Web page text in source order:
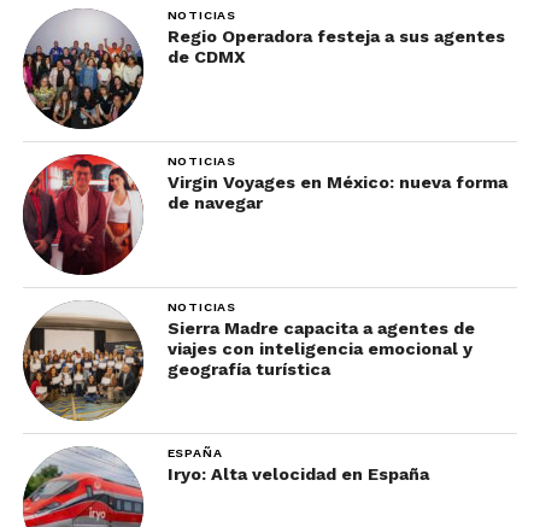
NOTICIAS
Regio Operadora festeja a sus agentes
de CDMX
NOTICIAS
Virgin Voyages en México: nueva forma
de navegar
NOTICIAS
Sierra Madre capacita a agentes de
viajes con inteligencia emocional y
geografía turística
ESPAÑA
Iryo: Alta velocidad en España